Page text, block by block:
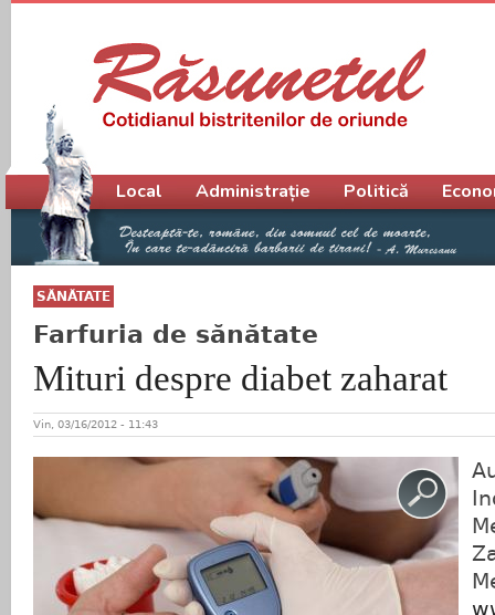
SĂNĂTATE
Farfuria de sănătate
Mituri despre diabet zaharat
Vin, 03/16/2012 - 11:43
Meniu principal
Local Administrație Politică